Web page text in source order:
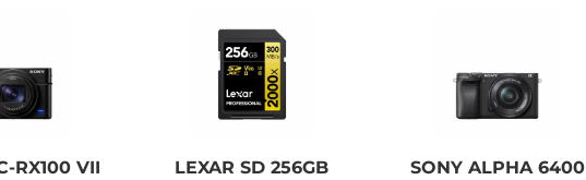
RX100 VII
LEXAR SD 256GB
SONY ALPHA 6400